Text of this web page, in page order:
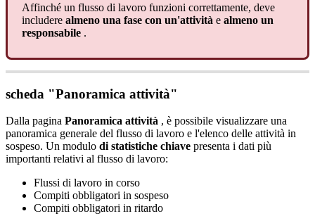
Affinché un flusso di lavoro funzioni correttamente, deve
includere almeno una fase con un'attività e almeno un
responsabile .
scheda "Panoramica attività"
Dalla pagina Panoramica attività , è possibile visualizzare una
panoramica generale del flusso di lavoro e l'elenco delle attività in
sospeso. Un modulo di statistiche chiave presenta i dati più
importanti relativi al flusso di lavoro:
Flussi di lavoro in corso
Compiti obbligatori in sospeso
Compiti obbligatori in ritardo